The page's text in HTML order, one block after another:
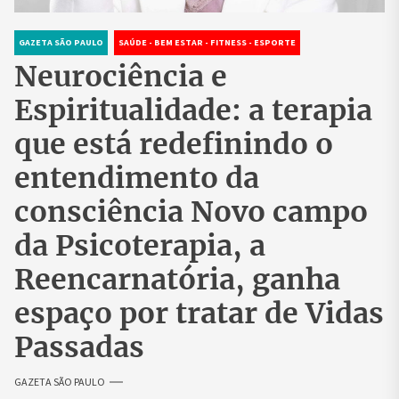
GAZETA SÃO PAULO SAÚDE - BEM ESTAR - FITNESS - ESPORTE
Neurociência e
Espiritualidade: a terapia
que está redefinindo o
entendimento da
consciência Novo campo
da Psicoterapia, a
Reencarnatória, ganha
espaço por tratar de Vidas
Passadas
GAZETA SÃO PAULO